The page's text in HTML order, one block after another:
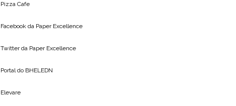
Pizza Cafe
Facebook da Paper Excellence
Twitter da Paper Excellence
Portal do BHELEDN
Elevare